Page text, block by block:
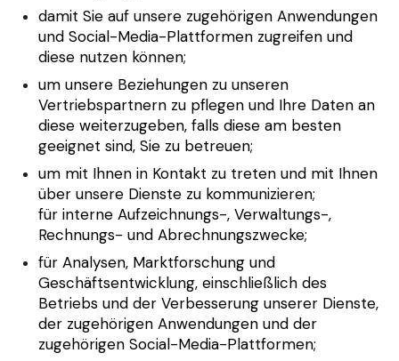
damit Sie auf unsere zugehörigen Anwendungen
und Social-Media-Plattformen zugreifen und
diese nutzen können;
um unsere Beziehungen zu unseren
Vertriebspartnern zu pflegen und Ihre Daten an
diese weiterzugeben, falls diese am besten
geeignet sind, Sie zu betreuen;
um mit Ihnen in Kontakt zu treten und mit Ihnen
über unsere Dienste zu kommunizieren;
für interne Aufzeichnungs-, Verwaltungs-,
Rechnungs- und Abrechnungszwecke;
für Analysen, Marktforschung und
Geschäftsentwicklung, einschließlich des
Betriebs und der Verbesserung unserer Dienste,
der zugehörigen Anwendungen und der
zugehörigen Social-Media-Plattformen;